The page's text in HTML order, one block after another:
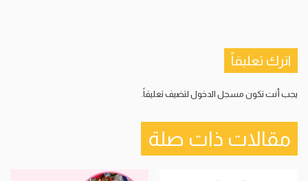
اترك تعليقاً
يجب أنت تكون مسجل الدخول لتضيف تعليقاً.
مقالات ذات صلة